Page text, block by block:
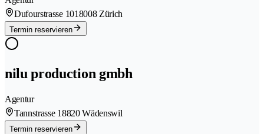
Dufourstrasse 1018008 Zürich
Termin reservieren
nilu production gmbh
Agentur
Tannstrasse 18820 Wädenswil
Termin reservieren